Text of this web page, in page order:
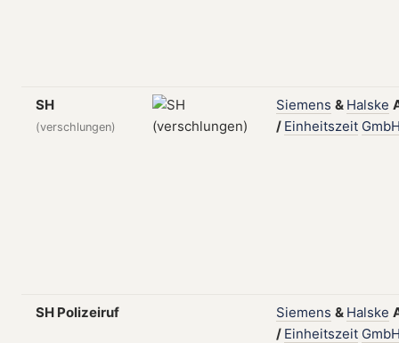
SH
(verschlungen)
Siemens & Halske
/ Einheitszeit
SH Polizeiruf Siemens & Halske
/ Einheitszeit